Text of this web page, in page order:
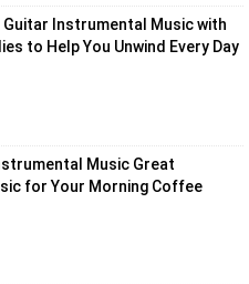
Guitar Instrumental Music with
to Help You Unwind Every Day
Music Great
for Your Morning Coffee